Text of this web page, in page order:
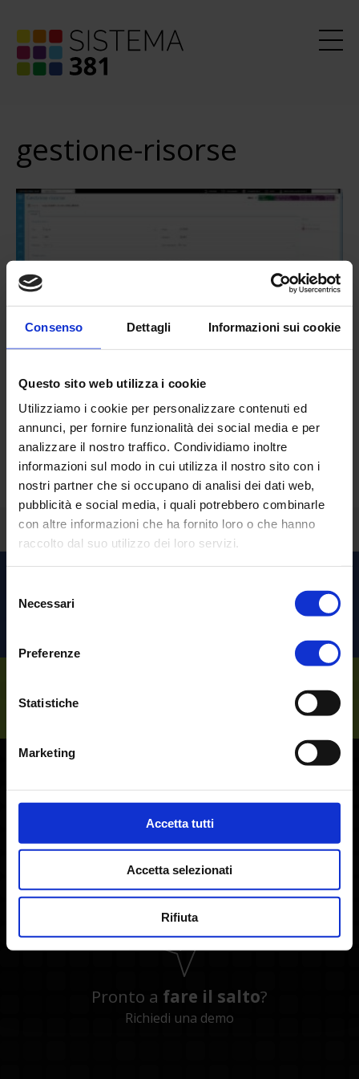
Consenso Dettagli Informazioni sui cookie
Questo sito web utilizza i cookie
Utilizziamo i cookie per personalizzare contenuti ed
annunci, per fornire funzionalità dei social media e per
analizzare il nostro traffico. Condividiamo inoltre
informazioni sul modo in cui utilizza il nostro sito con i
nostri partner che si occupano di analisi dei dati web,
pubblicità e social media, i quali potrebbero combinarle
con altre informazioni che ha fornito loro o che hanno
raccolto dal suo utilizzo dei loro servizi.
delNecessari
Preferenze
Statistiche
Marketing
Accetta tutti
Accetta selezionati
Rifiuta
gestione-risorse
Sorprendente vero?
Richiedi unademo personalizzata .
Torna indietro
Scopri le altre soluzioni per
l’Healthcare
Sempre al tuo
Vuoiparlarne?
Pronto a fare il salto?
Richiedi una demo